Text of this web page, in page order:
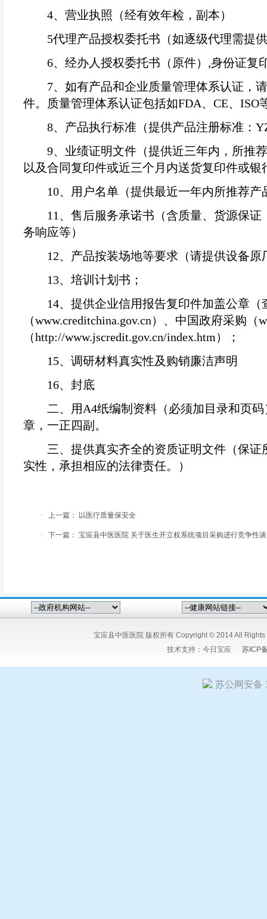
4、营业执照（经有效年检，副本）
5代理产品授权委托书（如逐级代理需提
6、经办人授权委托书（原件） ,身份证复
7、如有产品和企业质量管理体系认证，
件。质量管理体系认证包括如FDA、 CE、 ISO
8、产品执行标准（提供产品注册标准：
9、业绩证明文件（提供近三年内，所推
以及合同复印件或近三个月内送货复印件或银
10、用户名单（提供最近一年内所推荐产
11 、售后服务承诺书（含质量、货源保
务响应等）
12、产品按装场地等要求（请提供设备原
13、培训计划书；
14、提供企业信用报告复印件加盖公章（
（www.creditchina.gov.cn）、中国政府采购（
（http://www.jscredit.gov.cn/index.htm ）；
15、调研材料真实性及购销廉洁声明
16、封底
二、用 A4纸编制资料（必须加目录和页
章，一正四副。
三、提供真实齐全的资质证明文件（保
实性，承担相应的法律责任。）
· 上一篇： 以医疗质量保安全
· 下一篇： 宝应县中医医院 关于医生开立权系统项目采购进行竞争性
宝应县中医医院 版权所有 Copyright © 2014 All
技术支持： 今日宝应 苏ICP
苏公网安备